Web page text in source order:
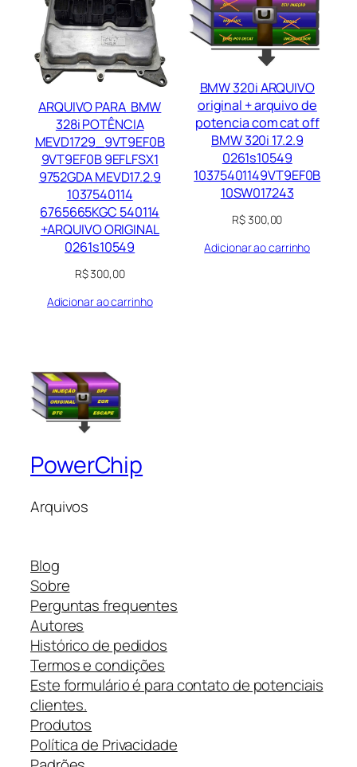
ARQUIVO PARA BMW
328i POTÊNCIA
MEVD1729_9VT9EF0B
9VT9EF0B 9EFLFSX1
9752GDA MEVD17.2.9
1037540114
6765665KGC 540114
+ARQUIVO ORIGINAL
0261s10549
R$300,00
Adicionar ao carrinho
BMW 320i ARQUIVO
original + arquivo de
potencia com cat off
BMW 320i 17.2.9
0261s10549
10375401149VT9EF0B
10SW017243
R$300,00
Adicionar ao carrinho
PowerChip
Arquivos
Blog
Sobre
Perguntas frequentes
Autores
Histórico de pedidos
Termos e condições
Este formulário é para contato de potenciais
clientes.
Produtos
Política de Privacidade